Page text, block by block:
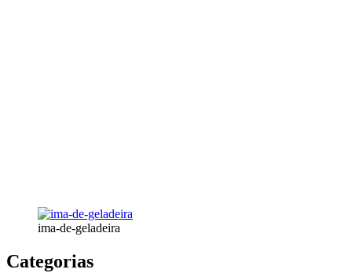
ima-de-geladeira
Categorias